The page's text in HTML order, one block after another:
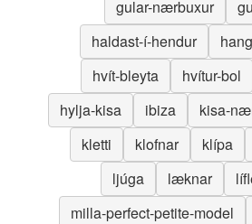
gular-nærbuxur
haldast-í-hendur
hvít-bleyta
hvítur-bol
hylja-kisa
ibiza kisa-
kletti
klofnar klípa
ljúga
læknar
milla-perfect-petite-model